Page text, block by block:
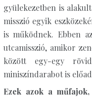
gyülekezetben is
misszió egyik
is működnek. Ebben
utcamisszió, amikor
között egy-egy
miniszíndarabot is
Ezek azok a